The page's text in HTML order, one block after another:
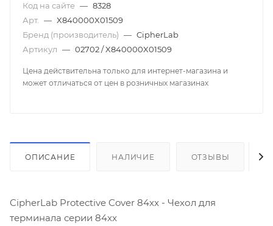
Код на сайте — 8328
Арт. — X840000X01509
Бренд (производитель) — CipherLab
Артикул — 02702 / X840000X01509
Цена действительна только для интернет-магазина и
может отличаться от цен в розничных магазинах
ОПИСАНИЕ НАЛИЧИЕ ОТЗЫВЫ
CipherLab Protective Cover 84xx - Чехол для
терминала серии 84xx